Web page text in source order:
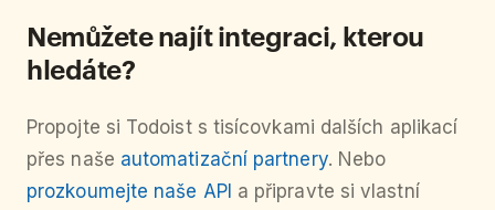
Nemůžete najít integraci, kterou
hledáte?
Propojte si Todoist s tisícovkami dalších aplikací
přes naše automatizační partnery. Nebo
prozkoumejte naše API a připravte si vlastní